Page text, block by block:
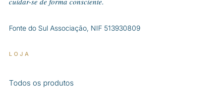
Fonte do Sul Associação, NIF 513930809
LOJA
Todos os produtos